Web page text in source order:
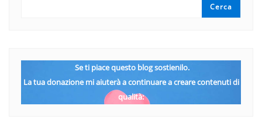
Cerca
Se ti piace questo blog sostienilo.
La tua donazione mi aiuterà a continuare a creare contenuti di
qualità: